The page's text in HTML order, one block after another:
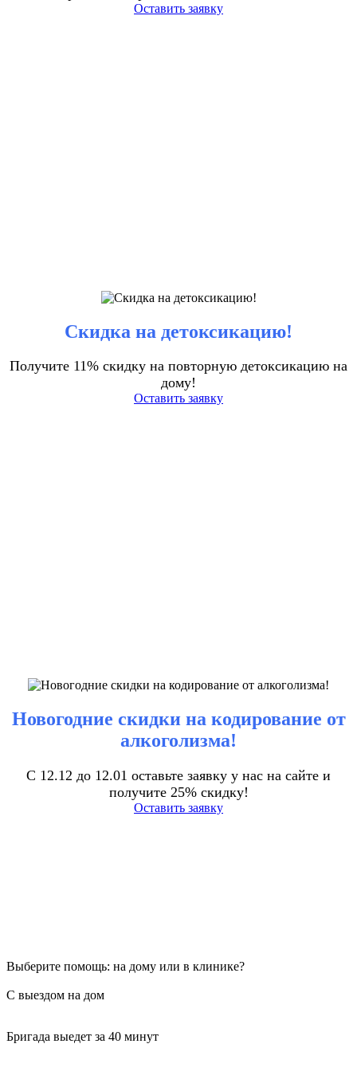
Оставить заявку
Скидка на детоксикацию!
Получите 11% скидку на повторную детоксикацию на
дому!
Оставить заявку
Новогодние скидки на кодирование от
алкоголизма!
С 12.12 до 12.01 оставьте заявку у нас на сайте и
получите 25% скидку!
Оставить заявку
Выберите помощь: на дому или в клинике?
С выездом на дом
Бригада выедет за 40 минут